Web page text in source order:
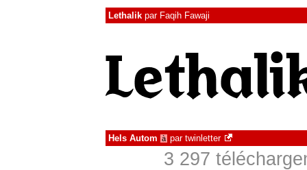
Lethalik par Faqih Fawaji
Hels Autom à par twinletter
3 297